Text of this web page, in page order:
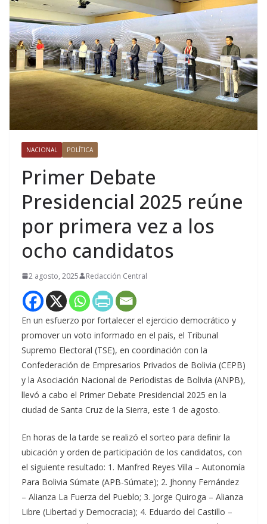
NACIONAL POLÍTICA
Primer Debate
Presidencial 2025 reúne
por primera vez a los
ocho candidatos
2 agosto, 2025 Redacción Central
En un esfuerzo por fortalecer el ejercicio democrático y
promover un voto informado en el país, el Tribunal
Supremo Electoral (TSE), en coordinación con la
Confederación de Empresarios Privados de Bolivia (CEPB)
y la Asociación Nacional de Periodistas de Bolivia (ANPB),
llevó a cabo el Primer Debate Presidencial 2025 en la
ciudad de Santa Cruz de la Sierra, este 1 de agosto.
En horas de la tarde se realizó el sorteo para definir la
ubicación y orden de participación de los candidatos, con
el siguiente resultado: 1. Manfred Reyes Villa – Autonomía
Para Bolivia Súmate (APB-Súmate); 2. Jhonny Fernández
– Alianza La Fuerza del Pueblo; 3. Jorge Quiroga – Alianza
Libre (Libertad y Democracia); 4. Eduardo del Castillo –